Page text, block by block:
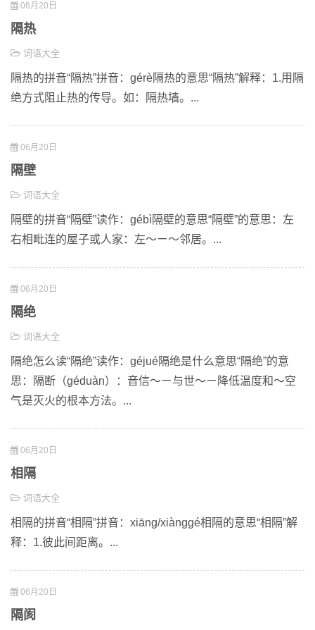
06月20日
隔热
词语大全
隔热的拼音“隔热”拼音：gérè隔热的意思“隔热”解释：1.用隔
绝方式阻止热的传导。如：隔热墙。...
06月20日
隔壁
词语大全
隔壁的拼音“隔壁”读作：gébì隔壁的意思“隔壁”的意思：左
右相毗连的屋子或人家：左～ㄧ～邻居。...
06月20日
隔绝
词语大全
隔绝怎么读“隔绝”读作：géjué隔绝是什么意思“隔绝”的意
思：隔断（géduàn）：音信～ㄧ与世～ㄧ降低温度和～空
气是灭火的根本方法。...
06月20日
相隔
词语大全
相隔的拼音“相隔”拼音：xiāng/xiànggé相隔的意思“相隔”解
释：1.彼此间距离。...
06月20日
隔阂